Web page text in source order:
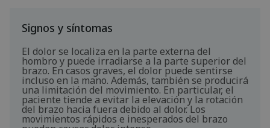
Signos y síntomas
El dolor se localiza en la parte externa del
hombro y puede irradiarse a la parte superior del
brazo. En casos graves, el dolor puede sentirse
incluso en la mano. Además, también se producirá
una limitación del movimiento. En particular, el
paciente tiende a evitar la elevación y la rotación
del brazo hacia fuera debido al dolor. Los
movimientos rápidos e inesperados del brazo